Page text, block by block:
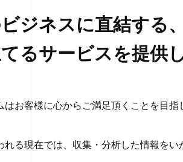
ジネスに直結する、
るサービスを提供
はお客様に心からご満足頂くことを目
れる現在では、収集・分析した情報を